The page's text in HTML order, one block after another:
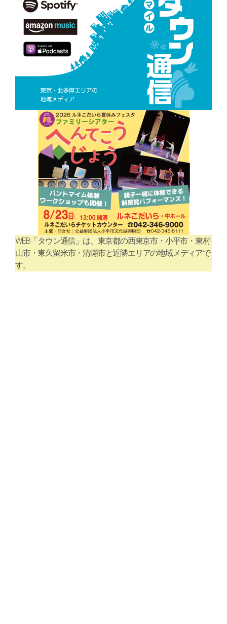
WEB「タウン通信」は、東京都の西東京市・小平市・東村
山市・東久留米市・清瀬市と近隣エリアの地域メディアで
す。